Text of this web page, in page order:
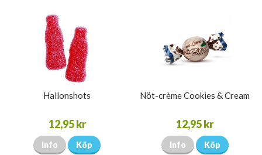
Hallonshots
12,95 kr
Info Köp
Nöt-crème Cookies & Cream
12,95 kr
Info Köp